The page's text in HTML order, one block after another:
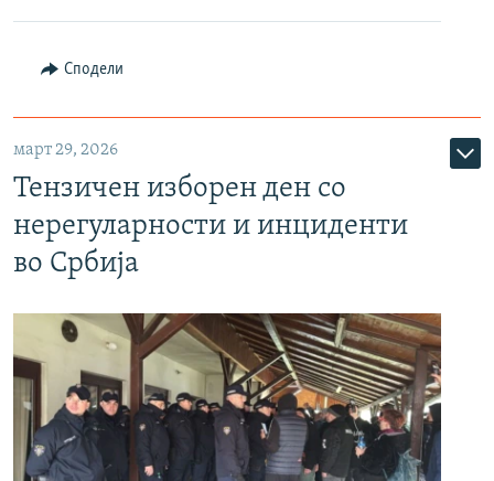
Сподели
март 29, 2026
Тензичен изборен ден со
нерегуларности и инциденти
во Србија